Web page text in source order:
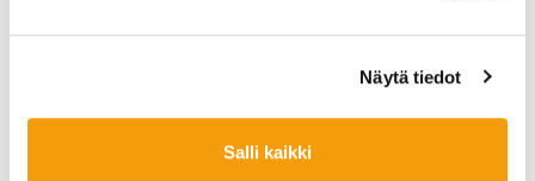
Näytä tiedot
Salli kaikki